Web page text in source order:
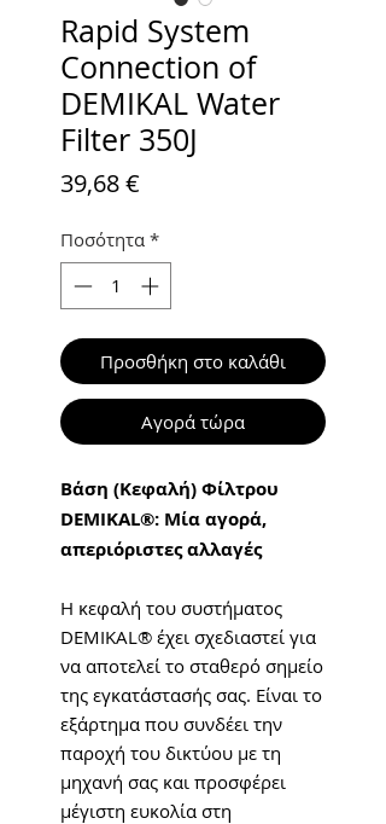
Rapid System
Connection of
DEMIKAL Water
Filter 350J
39,68 €
Ποσότητα *
Προσθήκη στο καλάθι
Αγορά τώρα
Βάση (Κεφαλή) Φίλτρου
DEMIKAL®: Μία αγορά,
απεριόριστες αλλαγές
Η κεφαλή του συστήματος
DEMIKAL® έχει σχεδιαστεί για
να αποτελεί το σταθερό σημείο
της εγκατάστασής σας. Είναι το
εξάρτημα που συνδέει την
παροχή του δικτύου με τη
μηχανή σας και προσφέρει
μέγιστη ευκολία στη